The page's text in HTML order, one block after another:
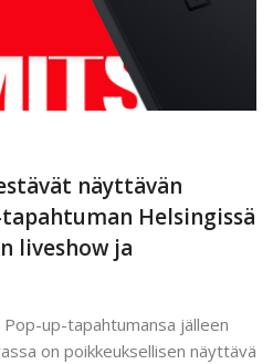
näyttävän
Helsingissä
liveshow ja
up-tapahtumansa jälleen
on poikkeuksellisen näyttävä